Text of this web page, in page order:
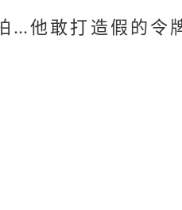
…他敢打造假的令